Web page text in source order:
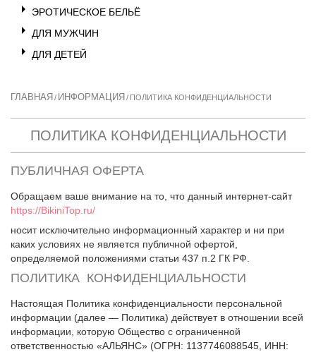
ЭРОТИЧЕСКОЕ БЕЛЬЁ
ДЛЯ МУЖЧИН
ДЛЯ ДЕТЕЙ
ГЛАВНАЯ / ИНФОРМАЦИЯ / ПОЛИТИКА КОНФИДЕНЦИАЛЬНОСТИ
ПОЛИТИКА КОНФИДЕНЦИАЛЬНОСТИ
ПУБЛИЧНАЯ ОФЕРТА
Обращаем ваше внимание на то, что данный интернет-сайт
https://BikiniTop.ru/
носит исключительно информационный характер и ни при
каких условиях не является публичной офертой,
определяемой положениями cтатьи 437 п.2 ГК РФ.
ПОЛИТИКА КОНФИДЕНЦИАЛЬНОСТИ
Настоящая Политика конфиденциальности персональной
информации (далее — Политика) действует в отношении всей
информации, которую Общество с ограниченной
ответственностью «АЛЬЯНС» (ОГРН: 1137746088545, ИНН: